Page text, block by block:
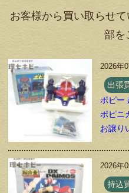
お客様から買い取らせ
部を
2026年
出張
ポピー
ポピニ
お譲り
2026年
持込